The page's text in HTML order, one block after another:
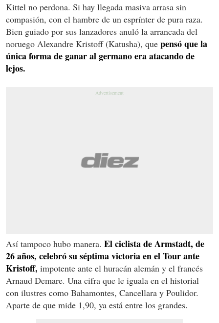
Kittel no perdona. Si hay llegada masiva arrasa sin
compasión, con el hambre de un esprínter de pura raza.
Bien guiado por sus lanzadores anuló la arrancada del
noruego Alexandre Kristoff (Katusha), que pensó que la
única forma de ganar al germano era atacando de
lejos.
Así tampoco hubo manera. El ciclista de Armstadt, de
26 años, celebró su séptima victoria en el Tour ante
Kristoff, impotente ante el huracán alemán y el francés
Arnaud Demare. Una cifra que le iguala en el historial
con ilustres como Bahamontes, Cancellara y Poulidor.
Aparte de que mide 1,90, ya está entre los grandes.